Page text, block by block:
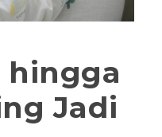
Jadi